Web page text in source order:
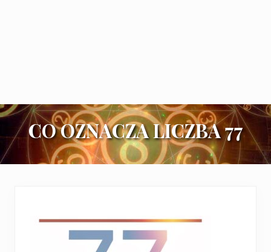
CO OZNACZA LICZBA 77